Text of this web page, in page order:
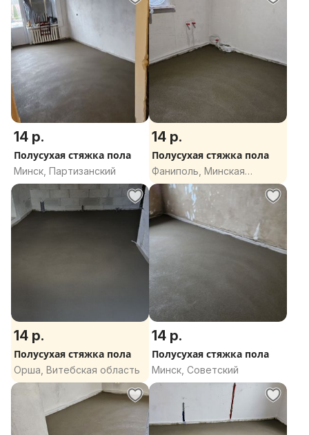
14 р.
Полусухая стяжка пола
Минск, Партизанский
14 р.
Полусухая стяжка пола
Фаниполь, Минская
область
14 р.
Полусухая стяжка пола
Орша, Витебская область
14 р.
Полусухая стяжка пола
Минск, Советский